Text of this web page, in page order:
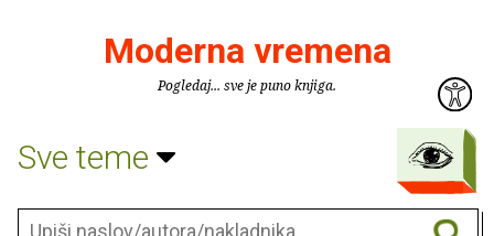
Moderna vremena
Pogledaj... sve je puno knjiga.
Sve teme